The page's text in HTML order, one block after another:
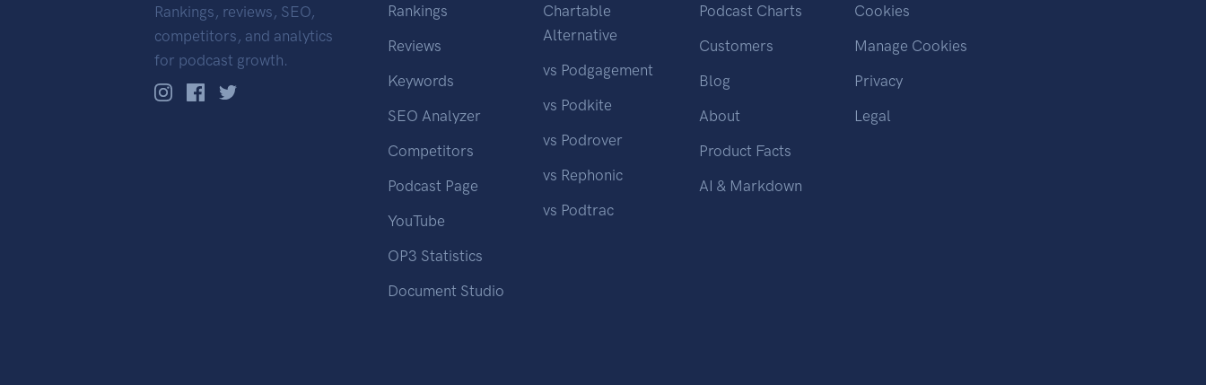
Rankings, reviews, SEO,
competitors, and analytics
for podcast growth.
Rankings
Reviews
Keywords
SEO Analyzer
Competitors
Podcast Page
YouTube
OP3 Statistics
Document Studio
Chartable
Alternative
vs Podgagement
vs Podkite
vs Podrover
vs Rephonic
vs Podtrac
Podcast Charts
Customers
Blog
About
Product Facts
AI & Markdown
Cookies
Manage Cookies
Privacy
Legal